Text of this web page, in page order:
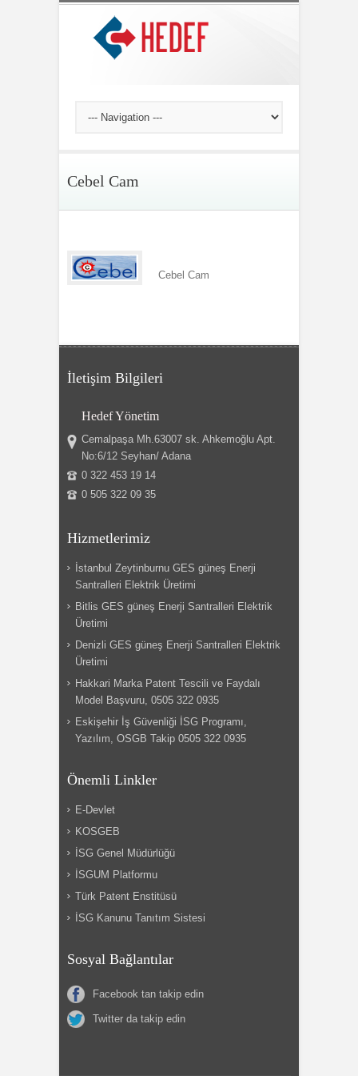
Cebel Cam
Cebel Cam
İletişim Bilgileri
Hedef Yönetim
Cemalpaşa Mh.63007 sk. Ahkemoğlu Apt.
No:6/12 Seyhan/ Adana
0 322 453 19 14
0 505 322 09 35
Hizmetlerimiz
İstanbul Zeytinburnu GES güneş Enerji
Santralleri Elektrik Üretimi
Bitlis GES güneş Enerji Santralleri Elektrik
Üretimi
Denizli GES güneş Enerji Santralleri Elektrik
Üretimi
Hakkari Marka Patent Tescili ve Faydalı
Model Başvuru, 0505 322 0935
Eskişehir İş Güvenliği İSG Programı,
Yazılım, OSGB Takip 0505 322 0935
Önemli Linkler
E-Devlet
KOSGEB
İSG Genel Müdürlüğü
İSGUM Platformu
Türk Patent Enstitüsü
İSG Kanunu Tanıtım Sistesi
Sosyal Bağlantılar
Facebook tan takip edin
Twitter da takip edin